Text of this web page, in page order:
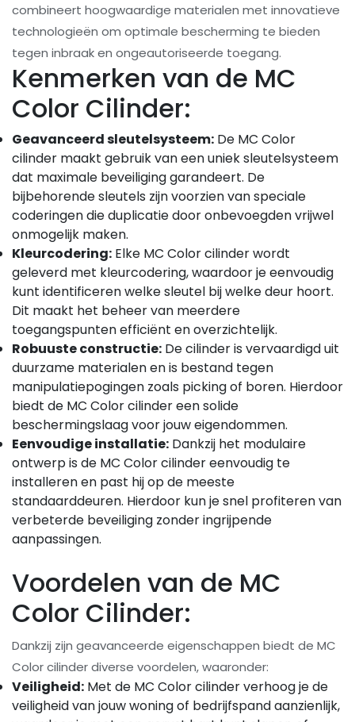
combineert hoogwaardige materialen met innovatieve
technologieën om optimale bescherming te bieden
tegen inbraak en ongeautoriseerde toegang.
Kenmerken van de MC
Color Cilinder:
Geavanceerd sleutelsysteem: De MC Color
cilinder maakt gebruik van een uniek sleutelsysteem
dat maximale beveiliging garandeert. De
bijbehorende sleutels zijn voorzien van speciale
coderingen die duplicatie door onbevoegden vrijwel
onmogelijk maken.
Kleurcodering: Elke MC Color cilinder wordt
geleverd met kleurcodering, waardoor je eenvoudig
kunt identificeren welke sleutel bij welke deur hoort.
Dit maakt het beheer van meerdere
toegangspunten efficiënt en overzichtelijk.
Robuuste constructie: De cilinder is vervaardigd uit
duurzame materialen en is bestand tegen
manipulatiepogingen zoals picking of boren. Hierdoor
biedt de MC Color cilinder een solide
beschermingslaag voor jouw eigendommen.
Eenvoudige installatie: Dankzij het modulaire
ontwerp is de MC Color cilinder eenvoudig te
installeren en past hij op de meeste
standaarddeuren. Hierdoor kun je snel profiteren van
verbeterde beveiliging zonder ingrijpende
aanpassingen.
Voordelen van de MC
Color Cilinder:
Dankzij zijn geavanceerde eigenschappen biedt de MC
Color cilinder diverse voordelen, waaronder:
Veiligheid: Met de MC Color cilinder verhoog je de
veiligheid van jouw woning of bedrijfspand aanzienlijk,